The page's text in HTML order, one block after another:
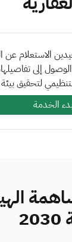
الاستعلام عن
إلى
لتحقيق
الخدمة